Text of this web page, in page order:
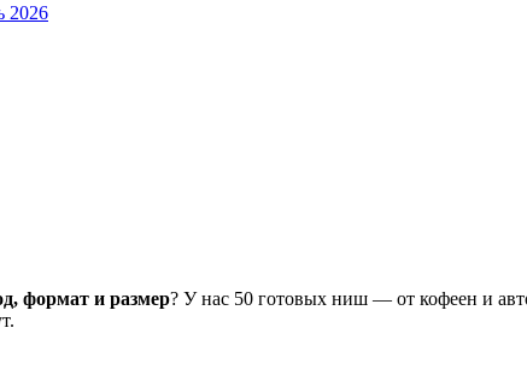
2026
формат и размер? У нас 50 готовых ниш — от кофеен и